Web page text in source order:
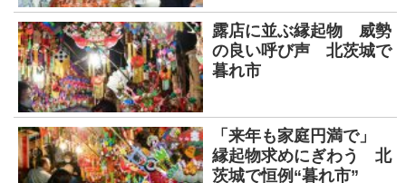
露店に並ぶ縁起物 威勢
の良い呼び声 北茨城で
暮れ市
「来年も家庭円満で」
縁起物求めにぎわう 北
茨城で恒例“暮れ市”